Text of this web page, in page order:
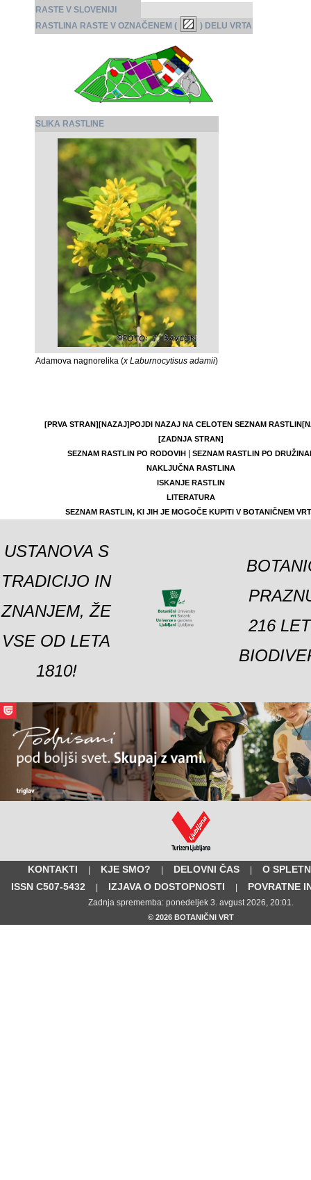
RASTE V SLOVENIJI
RASTLINA RASTE V OZNAČENEM (
) DELU VRTA
SLIKA RASTLINE
Adamova nagnorelika (x Laburnocytisus adamii)
[PRVA STRAN][NAZAJ]POJDI NAZAJ NA CELOTEN SEZNAM RASTLIN
[ZADNJA STRAN]
SEZNAM RASTLIN PO RODOVIH|
SEZNAM RASTLIN PO
NAKLJUČNA RASTLINA
ISKANJE RASTLIN
LITERATURA
SEZNAM RASTLIN, KI JIH JE MOGOČE KUPITI V BOTANIČNEM
USTANOVA S
TRADICIJO IN
ZNANJEM, ŽE
VSE OD LETA
1810!
216
KONTAKTI | KJE SMO? | DELOVNI ČAS |
O
ISSN C507-5432
| IZJAVA O DOSTOPNOSTI | POVRATNE
Zadnja sprememba: ponedeljek 3. avgust 2026, 20:01.
© 2026 BOTANIČNI VRT